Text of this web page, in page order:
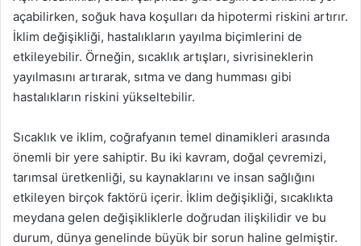
açabilirken, soğuk hava koşulları da hipotermi riskini artırır.
İklim değişikliği, hastalıkların yayılma biçimlerini de
etkileyebilir. Örneğin, sıcaklık artışları, sivrisineklerin
yayılmasını artırarak, sıtma ve dang humması gibi
hastalıkların riskini yükseltebilir.
Sıcaklık ve iklim, coğrafyanın temel dinamikleri arasında
önemli bir yere sahiptir. Bu iki kavram, doğal çevremizi,
tarımsal üretkenliği, su kaynaklarını ve insan sağlığını
etkileyen birçok faktörü içerir. İklim değişikliği, sıcaklıkta
meydana gelen değişikliklerle doğrudan ilişkilidir ve bu
durum, dünya genelinde büyük bir sorun haline gelmiştir.